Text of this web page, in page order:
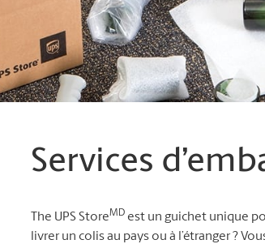
Services
The UPS StoreMD est un guichet unique
livrer un colis au pays ou à l’étranger ?